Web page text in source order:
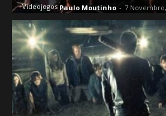
Videojogos Paulo Moutinho - 7